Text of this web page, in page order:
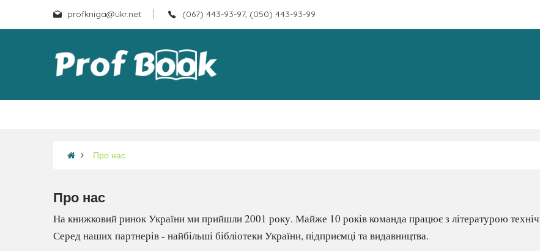
profkniga@ukr.net (067) 443-93-97, (050) 443-93-99
Про нас
Про нас
На книжковий ринок України ми прийшли 2001 року. Майже 10 років команда працює з літературою
Серед наших партнерів - найбільші бібліотеки України, підприємці та видавництва.